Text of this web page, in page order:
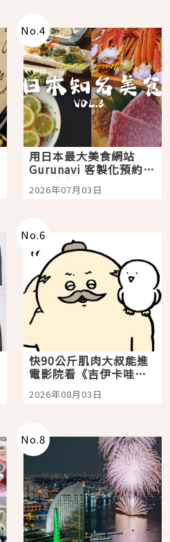
No.4
用日本最大美食網站
Gurunavi 客製化預約九
大都市餐廳，打造專屬
美食體驗！
2026年07月03日
No.6
快90公斤肌肉大叔能進
電影院看《吉伊卡哇》
嗎？日本重金屬樂團
「打首」會長與nagano
2026年08月03日
No.8